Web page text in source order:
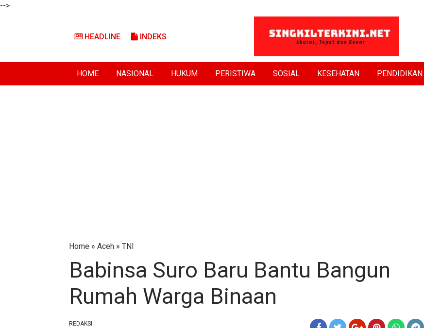
-->
HEADLINE INDEKS
HOME NASIONAL HUKUM PERISTIWA SOSIAL KESEHATAN PENDIDIKAN
Home » Aceh » TNI
Babinsa Suro Baru Bantu Bangun
Rumah Warga Binaan
REDAKSI